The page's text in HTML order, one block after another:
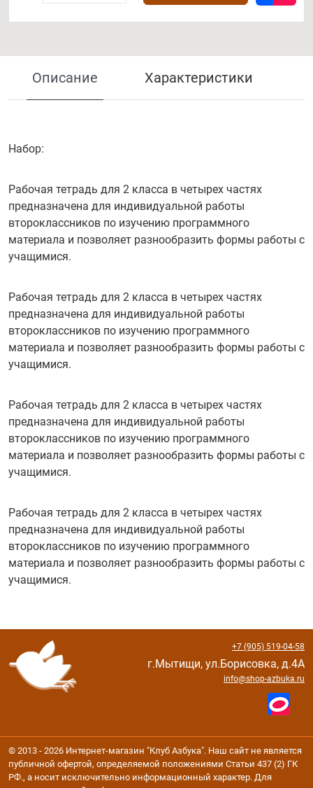
Описание Характеристики
Набор:
Рабочая тетрадь для 2 класса в четырех частях
предназначена для индивидуальной работы
второклассников по изучению программного
материала и позволяет разнообразить формы работы с
учащимися.
Рабочая тетрадь для 2 класса в четырех частях
предназначена для индивидуальной работы
второклассников по изучению программного
материала и позволяет разнообразить формы работы с
учащимися.
Рабочая тетрадь для 2 класса в четырех частях
предназначена для индивидуальной работы
второклассников по изучению программного
материала и позволяет разнообразить формы работы с
учащимися.
Рабочая тетрадь для 2 класса в четырех частях
предназначена для индивидуальной работы
второклассников по изучению программного
материала и позволяет разнообразить формы работы с
учащимися.
+7 (905) 519-04-58
г.Мытищи, ул.Борисовка, д.4А
info@shop-azbuka.ru
© 2013 - 2026 Интернет-магазин "Клуб Азбука". Наш сайт не является
публичной офертой, определяемой положениями Статьи 437 (2) ГК
РФ., а носит исключительно информационный характер. Для